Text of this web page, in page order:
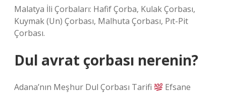
Malatya İli Çorbaları: Hafif Çorba, Kulak Çorbası,
Kuymak (Un) Çorbası, Malhuta Çorbası, Pıt-Pit
Çorbası.
Dul avrat çorbası nerenin?
Adana’nın Meşhur Dul Çorbası Tarifi
Efsane